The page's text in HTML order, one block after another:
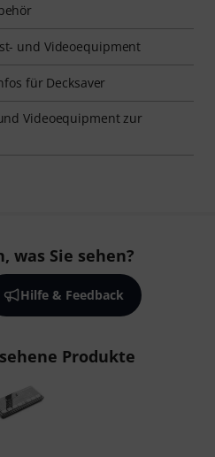
und Videoequipment
für Decksaver
Videoequipment zur
was Sie sehen?
Hilfe & Feedback
Produkte